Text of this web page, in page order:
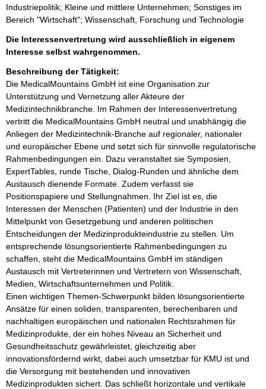
Industriepolitik; Kleine und mittlere Unternehmen; Sonstiges im
Bereich "Wirtschaft"; Wissenschaft, Forschung und Technologie
Die Interessenvertretung wird ausschließlich in eigenem
Interesse selbst wahrgenommen.
Beschreibung der Tätigkeit:
Die MedicalMountains GmbH ist eine Organisation zur
Unterstützung und Vernetzung aller Akteure der
Medizintechnikbranche. Im Rahmen der Interessenvertretung
vertritt die MedicalMountains GmbH neutral und unabhängig die
Anliegen der Medizintechnik-Branche auf regionaler, nationaler
und europäischer Ebene und setzt sich für sinnvolle regulatorische
Rahmenbedingungen ein. Dazu veranstaltet sie Symposien,
ExpertTables, runde Tische, Dialog-Runden und ähnliche dem
Austausch dienende Formate. Zudem verfasst sie
Positionspapiere und Stellungnahmen. Ihr Ziel ist es, die
Interessen der Menschen (Patienten) und der Industrie in den
Mittelpunkt von Gesetzgebung und anderen politischen
Entscheidungen der Medizinprodukteindustrie zu stellen. Um
entsprechende lösungsorientierte Rahmenbedingungen zu
schaffen, steht die MedicalMountains GmbH im ständigen
Austausch mit Vertreterinnen und Vertretern von Wissenschaft,
Medien, Wirtschaftsunternehmen und Politik.
Einen wichtigen Themen-Schwerpunkt bilden lösungsorientierte
Ansätze für einen soliden, transparenten, berechenbaren und
nachhaltigen europäischen und nationalen Rechtsrahmen für
Medizinprodukte, der ein hohes Niveau an Sicherheit und
Gesundheitsschutz gewährleistet, gleichzeitig aber
innovationsfördernd wirkt, dabei auch umsetzbar für KMU ist und
die Versorgung mit bestehenden und innovativen
Medizinprodukten sichert. Das schließt horizontale und vertikale